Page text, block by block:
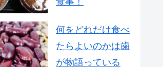
何をどれだけ食べ
たらよいのかは歯
が物語っている